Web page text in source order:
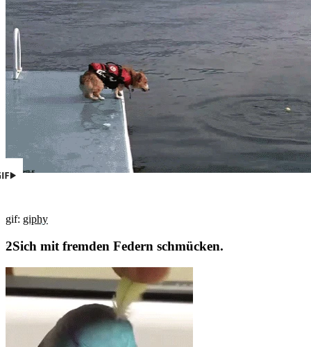
gif: giphy
Sich mit fremden Federn schmücken.